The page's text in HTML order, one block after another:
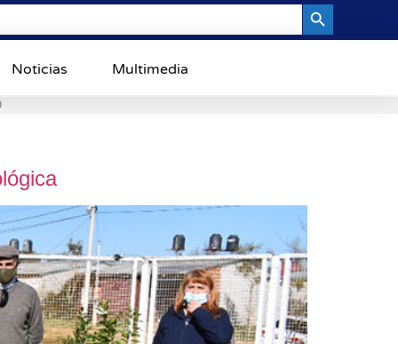
Noticias Multimedia